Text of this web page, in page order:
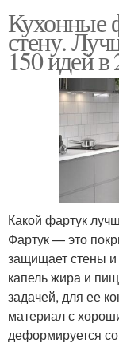
Кухонные
стену.
150 идей в
Какой фартук
Фартук — это
защищает стены и
капель жира и
задачей, для ее
материал с
деформируется